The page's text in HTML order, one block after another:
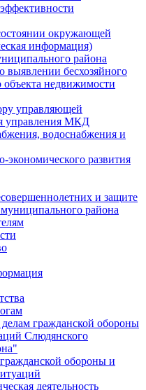
окружающей
информация)
района
выявлении бесхозяйного
объекта недвижимости
управляющей
управления МКД
водоснабжения и
экономического развития
и защите
района
гражданской обороны
Слюдянского
обороны и
деятельность